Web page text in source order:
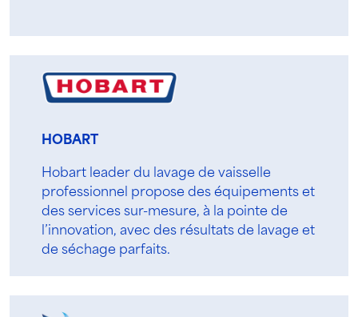
HOBART
Hobart leader du lavage de vaisselle
professionnel propose des équipements et
des services sur-mesure, à la pointe de
l’innovation, avec des résultats de lavage et
de séchage parfaits.